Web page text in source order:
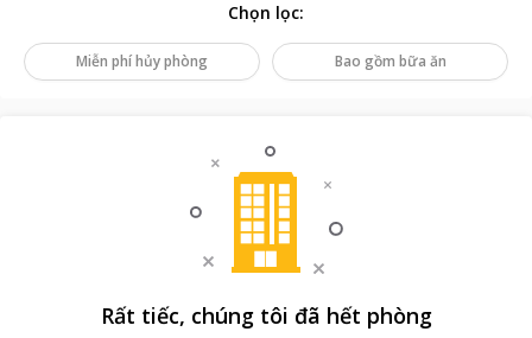
Chọn lọc:
Miễn phí hủy phòng Bao gồm bữa ăn
Rất tiếc, chúng tôi đã hết phòng